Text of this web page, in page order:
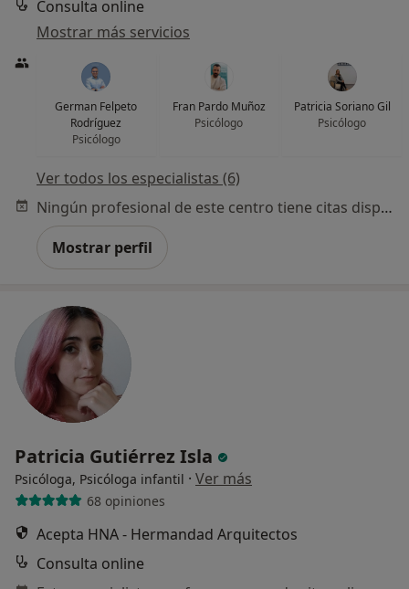
Consulta online
Mostrar más servicios
German Felpeto
Rodríguez
Psicólogo
Fran Pardo Muñoz
Psicólogo
Patricia Soriano Gil
Psicólogo
Ver todos los especialistas (6)
Ningún profesional de este centro tiene citas disponibles
Mostrar perfil
Patricia Gutiérrez Isla
Psicóloga, Psicóloga infantil · Ver más
68 opiniones
Acepta HNA - Hermandad Arquitectos
Consulta online